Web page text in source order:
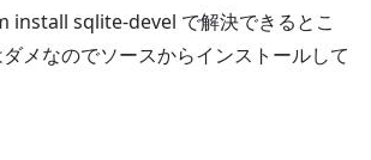
install sqlite-devel で解決できるとこ
メなのでソースからインストールして